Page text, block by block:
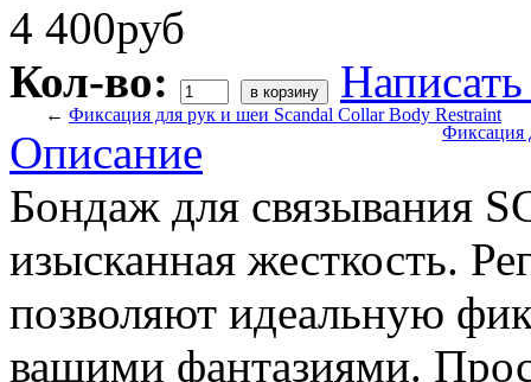
4 400руб
Кол-во:
← Фиксация для рук и шеи Scandal Collar Body Restraint
Фиксация
Описание
Бондаж для связывания
изысканная жесткость.
позволяют идеальную
вашими фантазиями.